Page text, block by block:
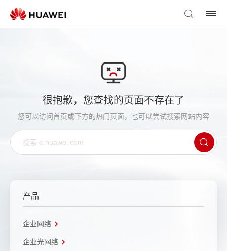
很抱歉，您查找的页面不存在了
您可以访问首页或下方的热门页面，也可以尝试搜索网站内容
产品
企业网络
企业光网络